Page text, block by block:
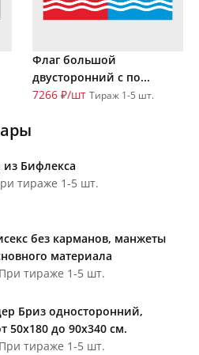
Флаг большой
двусторонний с по...
7266 ₽/шт Тираж 1-5 шт.
из Бифлекса
тираже 1-5 шт.
без карманов, манжеты
материала
При тираже 1-5 шт.
Бриз односторонний,
50х180 до 90х340 см.
При тираже 1-5 шт.